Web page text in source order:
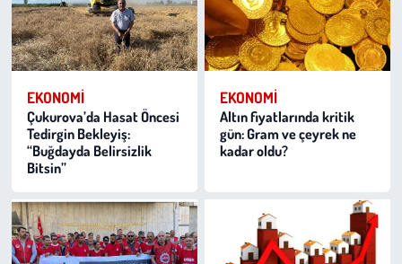
EKONOMI
Çukurova’da Hasat Öncesi
Tedirgin Bekleyiş:
“Buğdayda Belirsizlik
Bitsin”
EKONOMI
Altın fiyatlarında kritik
gün: Gram ve çeyrek ne
kadar oldu?